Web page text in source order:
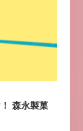
森永製菓